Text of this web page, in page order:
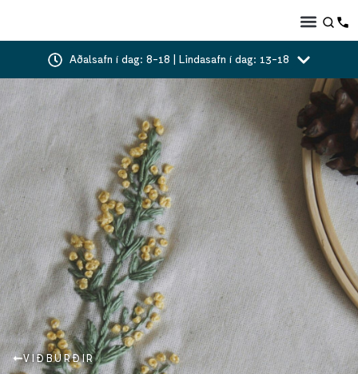
Aðalsafn í dag: 8-18 | Lindasafn í dag: 13-18
VIÐBURÐIR